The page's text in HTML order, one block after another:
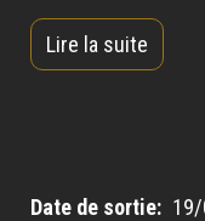
encombrant, Louis
Roxane, de se
croit reconnaître au
Lire la suite
Date de sortie